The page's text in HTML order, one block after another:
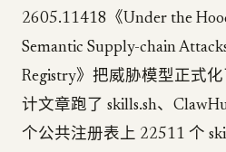
2605.11418《Under the
Semantic Supply-chain
Registry》把威胁模型正式
计文章跑了 skills.sh、
个公共注册表上 22511 个